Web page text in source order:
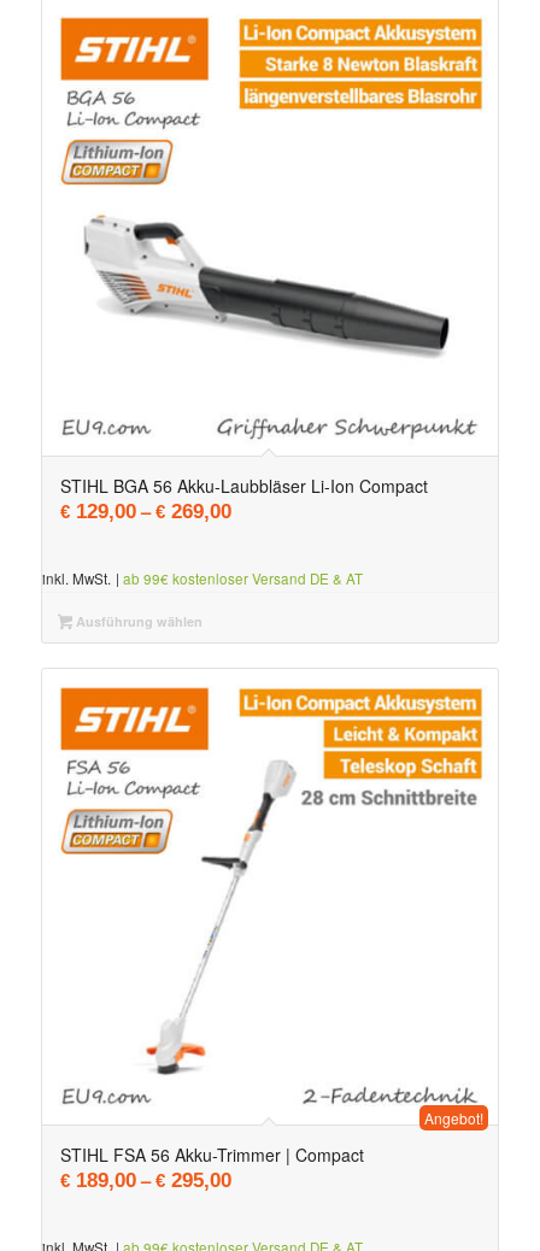
STIHL BGA 56 Akku-Laubbläser Li-Ion Compact
€129,00–€269,00
inkl. MwSt. | ab 99€ kostenloser Versand DE & AT
Ausführung wählen
STIHL FSA 56 Akku-Trimmer | Compact
€189,00–€295,00
Angebot!